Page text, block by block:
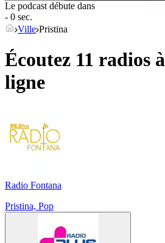
Le podcast débute dans
- 0 sec.
Ville Pristina
Écoutez 11 radios à
ligne
Radio Fontana
Pristina, Pop